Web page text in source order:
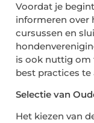
Voordat je
informeren over
cursussen en
is ook nuttig om
best practices te
Selectie van
Het kiezen van